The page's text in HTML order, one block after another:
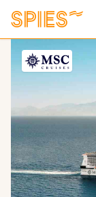
Vis billeder